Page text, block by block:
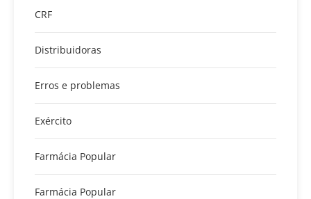
CRF
Distribuidoras
Erros e problemas
Exército
Farmácia Popular
Farmácia Popular